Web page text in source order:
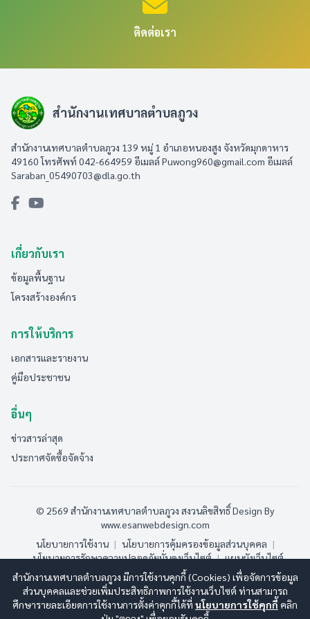
ติดต่อเรา
สำนักงานเทศบาลตำบลภูวง
สำนักงานเทศบาลตำบลภูวง 139 หมู่ 1 อำเภอหนองสูง จังหวัดมุกดาหาร
49160 โทรศัพท์ 042-664959 อีเมลล์Puwong960@gmail.com อีเมลล์
Saraban_05490703@dla.go.th
เกี่ยวกับเรา
ข้อมูลพื้นฐาน
โครงสร้างองค์กร
การให้บริการ
เอกสารและรายงาน
คู่มือประชาชน
อื่นๆ
ข่าวสารล่าสุด
ประกาศจัดซื้อจัดจ้าง
© 2569 สำนักงานเทศบาลตำบลภูวง สงวนลิขสิทธิ์Design By
www.esanwebdesign.com
นโยบายการใช้งาน | นโยบายการคุ้มครองข้อมูลส่วนบุคคล |
นโยบายการรักษาความปลอดภัยมั่นคงเว็บไซต์ | แผนผังเว็บไซต์
ออนไลน์:7 ทั้งหมด:190 (ดูสถิติทั้งหมด)
สำนักงานเทศบาลตำบลภูวง มีการใช้งานคุกกี้ (Cookies) เพื่อจัดการข้อมูล
ส่วนบุคคลและช่วยเพิ่มประสิทธิภาพการใช้งานเว็บไซต์ ท่านสามารถ
ศึกษารายละเอียดการใช้งานการตั้งค่าคุกกี้ได้ที่ นโยบายการใช้คุกกี้ คลิก